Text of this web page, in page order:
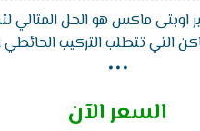
اوبتى ماكس هو الحل المثالي
التي تتطلب التركيب
تكييف كاريير بافضل توزيع
الصامت
...
السعر الآن